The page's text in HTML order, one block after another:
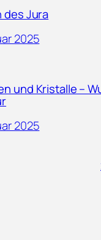
des Jura
2025
und Kristalle –
2025